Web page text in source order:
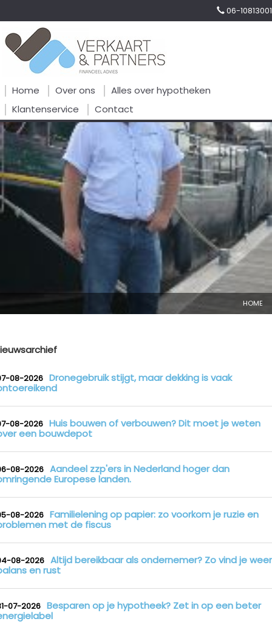
06-10813001
Home Over ons
Alles over hypotheken
Klantenservice
Contact
HOME
08-2026 Dronegebruik stijgt, maar dekking is vaak
08-2026 Huis bouwen of verbouwen? Dit moet je weten
een bouwdepot
08-2026 Aandeel zzp'ers in Nederland hoger dan
Europese landen.
08-2026 Familielening op papier: zo voorkom je ruzie en
met de fiscus
08-2026 Altijd bereikbaar als ondernemer? Zo vind je weer
en rust
07-2026 Besparen op je hypotheek? Zet in op een beter